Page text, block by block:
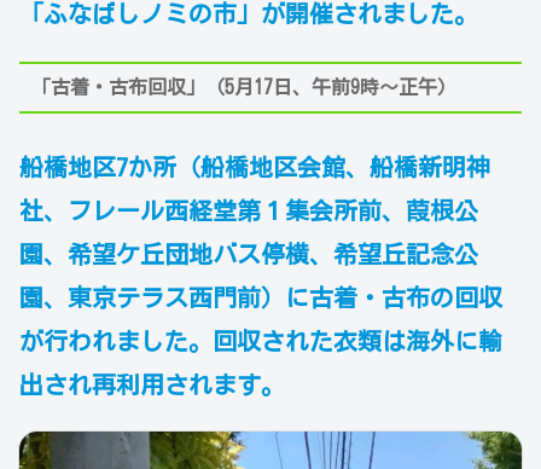
「ふなばしノミの市」が開催されました。
「古着・古布回収」（5月17日、午前9時～正午）
船橋地区7か所（船橋地区会館、船橋新明神
社、フレール西経堂第１集会所前、葭根公
園、希望ケ丘団地バス停横、希望丘記念公
園、東京テラス西門前）に古着・古布の回収
が行われました。
回収された衣類は海外に輸
出され再利用されます。